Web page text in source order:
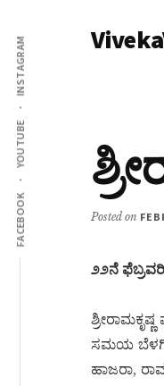
main
content
primary
sidebar
Additional
menu
FACEBOOK
YOUTUBE
INSTAGRAM
Posted on
೨೨ನೆ
ಸಮಯ ಬೆಳಗಿನ
ಹಾಜರಾ,